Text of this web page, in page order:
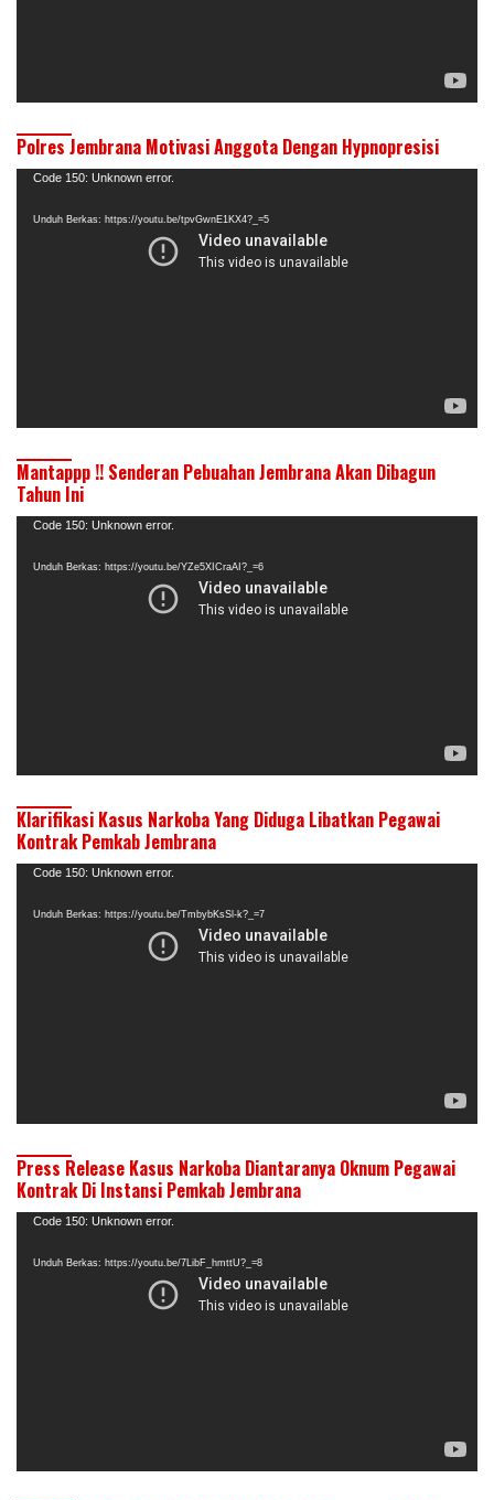
Polres Jembrana Motivasi Anggota Dengan Hypnopresisi
Pemutar
Code 150: Unknown error.
Unduh Berkas: https://youtu.be/tpvGwnE1KX4?_=5
Mantappp !! Senderan Pebuahan Jembrana Akan Dibagun
Tahun Ini
Pemutar
Code 150: Unknown error.
Unduh Berkas: https://youtu.be/YZe5XICraAI?_=6
Klarifikasi Kasus Narkoba Yang Diduga Libatkan Pegawai
Kontrak Pemkab Jembrana
Pemutar
Code 150: Unknown error.
Unduh Berkas: https://youtu.be/TmbybKsSl-k?_=7
Press Release Kasus Narkoba Diantaranya Oknum Pegawai
Kontrak Di Instansi Pemkab Jembrana
Pemutar
Code 150: Unknown error.
Unduh Berkas: https://youtu.be/7LibF_hmttU?_=8